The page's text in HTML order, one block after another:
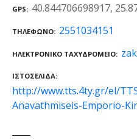
GPS 40.844706698917,
ΤΗΛΈΦΩΝΟ 2551034151
ΗΛΕΚΤΡΟΝΙΚΌ ΤΑΧΥΔΡΟΜΕΊΟ
ΙΣΤΟΣΕΛΊΔΑ
http://www.tts.4ty.gr/el/
Anavathmiseis-Emporio-